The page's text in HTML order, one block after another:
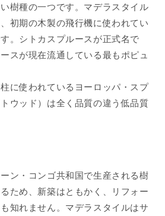
樹種の一つです。マデラスタイル
初期の木製の飛行機に使われてい
。シトカスプルースが正式名で
スが現在流通している最もポピュ
に使われているヨーロッパ・スプ
ウッド）は全く品質の違う低品質
ン・コンゴ共和国で生産される樹
ため、新築はともかく、リフォー
知れません。マデラスタイルはサ